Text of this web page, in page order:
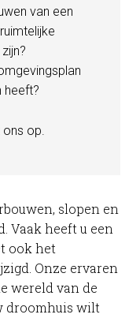
van een
heeft?
op.
slopen en
Vaak heeft u een
ook het
Onze ervaren
wereld van de
droomhuis wilt